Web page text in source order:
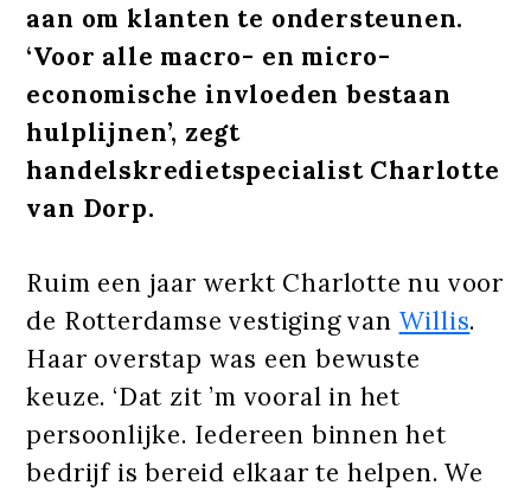
aan om klanten te ondersteunen.
‘Voor alle macro- en micro-
economische invloeden bestaan
hulplijnen’, zegt
handelskredietspecialist Charlotte
van Dorp.
Ruim een jaar werkt Charlotte nu voor
de Rotterdamse vestiging van Willis.
Haar overstap was een bewuste
keuze. ‘Dat zit ’m vooral in het
persoonlijke. Iedereen binnen het
bedrijf is bereid elkaar te helpen. We